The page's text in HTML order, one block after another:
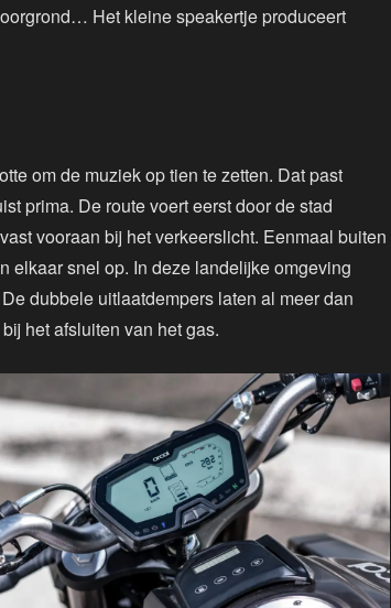
Het kleine speakertje produceert
om de muziek op tien te zetten. Dat past
prima. De route voert eerst door de stad
vooraan bij het verkeerslicht. Eenmaal buiten
elkaar snel op. In deze landelijke omgeving
dubbele uitlaatdempers laten al meer dan
het afsluiten van het gas.